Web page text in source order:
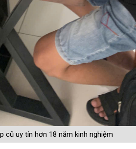
cũ uy tín hơn 18 năm kinh nghiệm